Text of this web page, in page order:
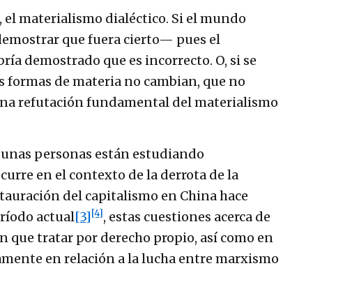
el materialismo dialéctico. Si el mundo
que fuera cierto— pues el
demostrado que es incorrecto. O, si se
de materia no cambian, que no
refutación fundamental del materialismo
personas están estudiando
en el contexto de la derrota de la
del capitalismo en China hace
actual[3][4], estas cuestiones acerca de
tratar por derecho propio, así como en
en relación a la lucha entre marxismo